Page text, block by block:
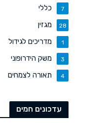
כללי 7
מגזין 28
מדריכים לגידול 1
משק הידרופוני 3
תאורה לצמחים 4
עדכונים חמים